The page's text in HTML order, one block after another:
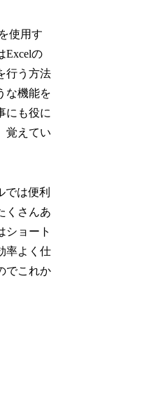
使用す
Excelの
行う方法
な機能を
にも役に
覚えてい
では便利
くさんあ
ショート
率よく仕
でこれか